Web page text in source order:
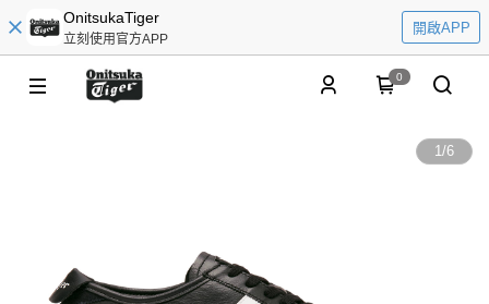
OnitsukaTiger
立刻使用官方APP
開啟APP
0
1/6